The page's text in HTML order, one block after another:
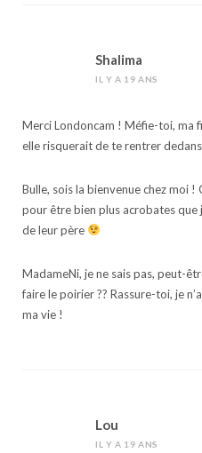
Shalima
IL Y A 19 ANS
Merci Londoncam ! Méfie-toi, ma
elle risquerait de te rentrer
Bulle, sois la bienvenue chez moi
pour être bien plus acrobates que
de leur père
MadameNi, je ne sais pas, peut-
faire le poirier ?? Rassure-toi, je
ma vie !
Lou
IL Y A 19 ANS